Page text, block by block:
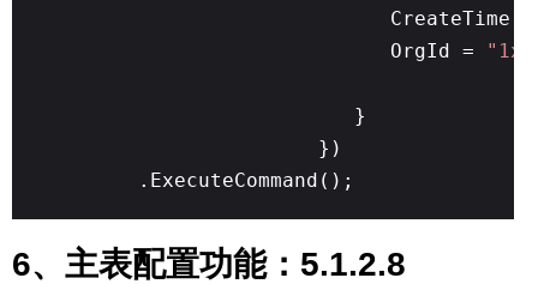
CreateTime
OrgId =
"1x"
}
})
.ExecuteCommand();
6、主表配置功能：5.1.2.8